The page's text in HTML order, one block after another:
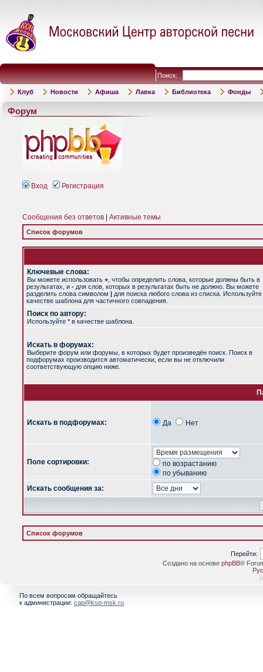
Поиск:
Клуб Новости Афиша Лавка Библиотека Фонды
Форум
Вход Регистрация
Сообщения без ответов Активные темы
Список форумов
Ключевые слова:
Вы можете использовать + , чтобы определить слова, которые должны быть в
результатах, и - для слов, которых в результатах быть не должно. Вы можете
разделить слова символом | для поиска любого слова из списка. Используйте
качестве шаблона для частичного совпадения.
Поиск по автору:
Используйте * в качестве шаблона.
Искать в форумах:
Выберите форум или форумы, в которых будет произведён поиск. Поиск в
подфорумах производится автоматически, если вы не отключили
соответствующую опцию ниже.
Искать в подфорумах: Да Нет
Поле сортировки:
по возрастанию
по убыванию
Искать сообщения за:
Список форумов
Перейти:
Создано на основе phpBB®
[
По всем вопросам обращайтесь
к администрации: cap@ksp-msk.ru